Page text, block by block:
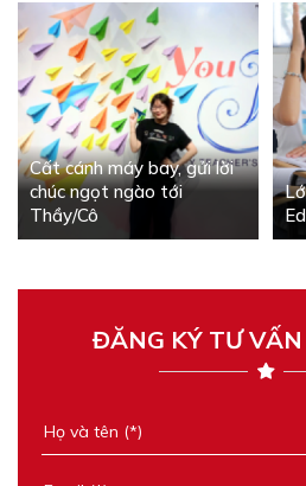
Cất cánh máy bay, gửi lời
chúc ngọt ngào tới
Thầy/Cô
ĐĂNG KÝ TƯ